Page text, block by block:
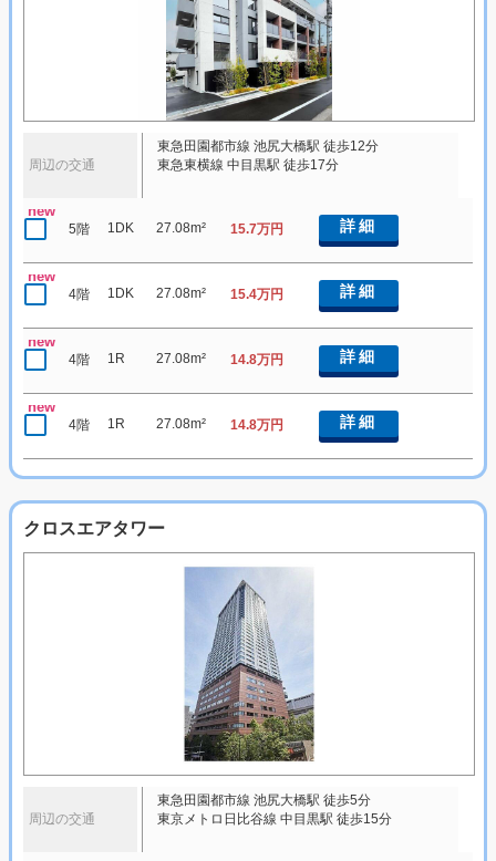
周辺の交通
東急田園都市線 池尻大橋駅 徒歩12分
東急東横線 中目黒駅 徒歩17分
new
5階 1DK 27.08m² 15.7万円 詳細
new
4階 1DK 27.08m² 15.4万円 詳細
new
4階 1R 27.08m² 14.8万円 詳細
new
4階 1R 27.08m² 14.8万円 詳細
クロスエアタワー
周辺の交通
東急田園都市線 池尻大橋駅 徒歩5分
東京メトロ日比谷線 中目黒駅 徒歩15分